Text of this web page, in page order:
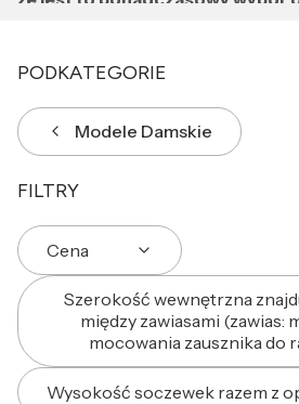
będą prezentować się naprawdę
wszystko!Nasze damskie okulary
kocie oczy posiadają najwyższą
przepuszczalności światła (od 8
Ci spokój i pełny komfort nawet
PODKATEGORIE
Modele Damskie
FILTRY
Cena
Szerokość wewnętrzna
między zawiasami (zawias:
mocowania zausznika do
Wysokość soczewek razem z